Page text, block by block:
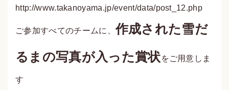
http://www.takanoyama.jp/event/data/post_12.php
ご参加すべてのチームに、作成された雪だ
るまの写真が入った賞状をご用意しま
す